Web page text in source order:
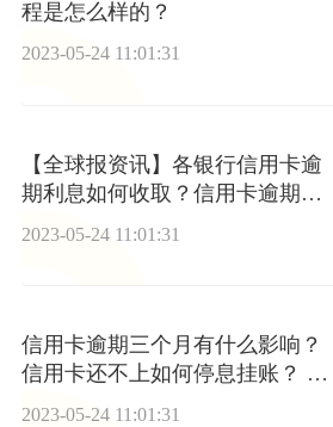
程是怎么样的？
2023-05-24 11:01:31
【全球报资讯】各银行信用卡逾
期利息如何收取？信用卡逾期可
2023-05-24 11:01:31
信用卡逾期三个月有什么影响？
信用卡还不上如何停息挂账？ 全
球报资讯
2023-05-24 11:01:31